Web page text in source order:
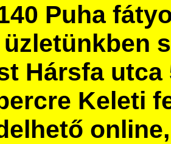
Puha
Hársfa utca
Keleti